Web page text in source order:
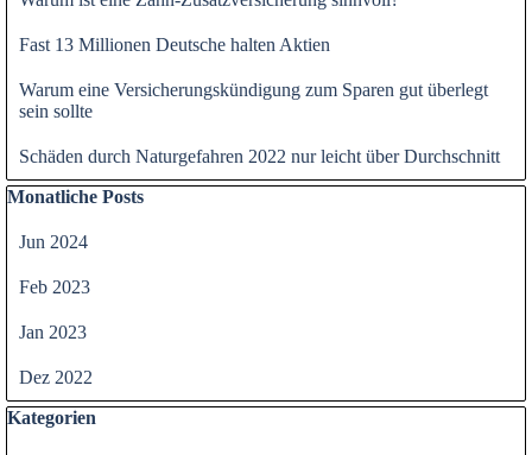
Fast 13 Millionen Deutsche halten Aktien
Warum eine Versicherungskündigung zum Sparen gut überlegt
sein sollte
Schäden durch Naturgefahren 2022 nur leicht über Durchschnitt
Block überspringen Monatliche Posts
Monatliche Posts
Jun 2024
Feb 2023
Jan 2023
Dez 2022
Block überspringen Kategorien
Kategorien